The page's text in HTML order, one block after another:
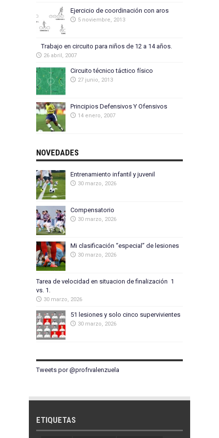
Ejercicio de coordinación con aros
5 noviembre, 2013
Trabajo en circuito para niños de 12 a 14 años.
26 abril, 2007
Circuito técnico táctico físico
27 junio, 2013
Principios Defensivos Y Ofensivos
14 enero, 2007
NOVEDADES
Entrenamiento infantil y juvenil
30 marzo, 2026
Compensatorio
30 marzo, 2026
Mi clasificación “especial” de lesiones
30 marzo, 2026
Tarea de velocidad en situacion de finalización 1
vs. 1.
30 marzo, 2026
51 lesiones y solo cinco supervivientes
30 marzo, 2026
Tweets por @profrvalenzuela
ETIQUETAS